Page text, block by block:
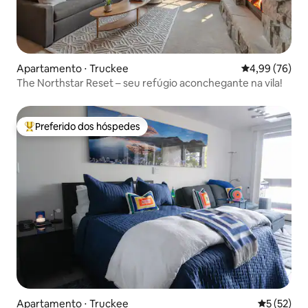
Apartamento ⋅ Truckee 4,99 de uma
4,99 (76)
The Northstar Reset – seu refúgio aconchegante na vila!
Entre os melhores preferidos dos hóspedes
Preferido dos hóspedes
Apartamento ⋅ Truckee 5 de uma
5 (52)